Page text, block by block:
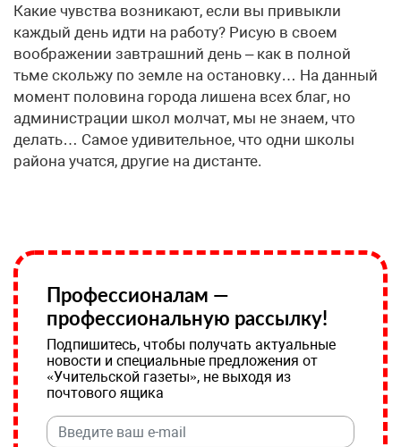
Какие чувства возникают, если вы привыкли
каждый день идти на работу? Рисую в своем
воображении завтрашний день – как в полной
тьме скольжу по земле на остановку… На данный
момент половина города лишена всех благ, но
администрации школ молчат, мы не знаем, что
делать… Самое удивительное, что одни школы
района учатся, другие на дистанте.
Профессионалам —
профессиональную рассылку!
Подпишитесь, чтобы получать актуальные
новости и специальные предложения от
«Учительской газеты», не выходя из
почтового ящика